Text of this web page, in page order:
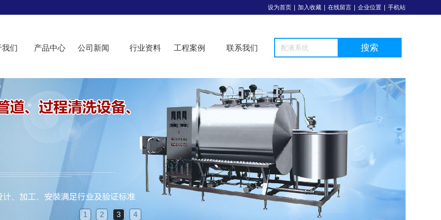
我们 产品中心 公司新闻 行业资料 工程案例 联系我们 搜索
设为首页 加入收藏 在线留言 企业位置 手机站
1 2 3 4